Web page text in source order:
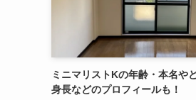
ミニマリストKの年齢・本名や
身長などのプロフィールも！